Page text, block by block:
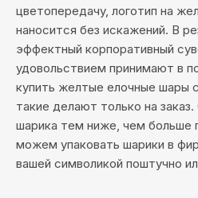
цветопередачу, логотип на
наносится без искажений. В
эффектный корпоративный
удовольствием принимают в
купить желтые елочные шары
такие делают только на
шарика тем ниже, чем больше
можем упаковать шарики в
вашей символикой поштучно